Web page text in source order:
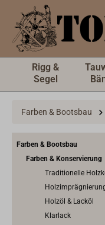
springen
Rigg &
Segel
Farben & Bootsbau
Farben & Bootsbau
Farben & Konservierung
Traditionelle
Holzöl & Lacköl
Klarlack